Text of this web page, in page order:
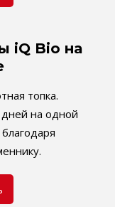
iQ Bio на
топка.
на одной